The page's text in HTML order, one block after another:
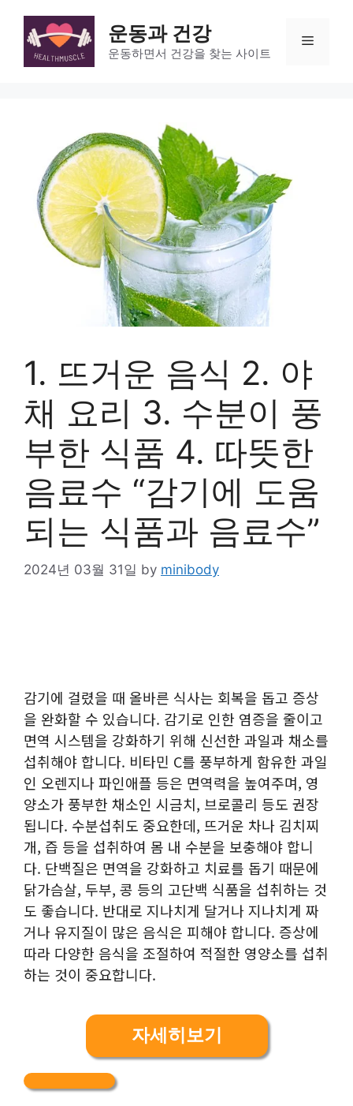
content
운동과 건강
운동하면서 건강을 찾는 사이트
Menu
1. 뜨거운 음식 2. 야
채 요리 3. 수분이 풍
부한 식품 4. 따뜻한
음료수 “감기에 도움
되는 식품과 음료수”
2024년 03월 31일 by minibody
감기에 걸렸을 때 올바른 식사는 회복을 돕고 증상
을 완화할 수 있습니다. 감기로 인한 염증을 줄이고
면역 시스템을 강화하기 위해 신선한 과일과 채소를
섭취해야 합니다. 비타민 C를 풍부하게 함유한 과일
인 오렌지나 파인애플 등은 면역력을 높여주며, 영
양소가 풍부한 채소인 시금치, 브로콜리 등도 권장
됩니다. 수분섭취도 중요한데, 뜨거운 차나 김치찌
개, 즙 등을 섭취하여 몸 내 수분을 보충해야 합니
다. 단백질은 면역을 강화하고 치료를 돕기 때문에
닭가슴살, 두부, 콩 등의 고단백 식품을 섭취하는 것
도 좋습니다. 반대로 지나치게 달거나 지나치게 짜
거나 유지질이 많은 음식은 피해야 합니다. 증상에
따라 다양한 음식을 조절하여 적절한 영양소를 섭취
하는 것이 중요합니다.
자세히보기